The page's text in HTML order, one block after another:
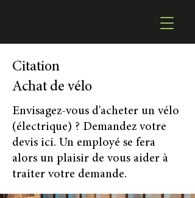
Citation
Achat de vélo
Envisagez-vous d'acheter un vélo
(électrique) ? Demandez votre
devis ici. Un employé se fera
alors un plaisir de vous aider à
traiter votre demande.